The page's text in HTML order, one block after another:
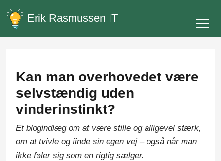
Erik Rasmussen IT
Kan man overhovedet være
selvstændig uden
vinderinstinkt?
Et blogindlæg om at være stille og alligevel stærk,
om at tvivle og finde sin egen vej – også når man
ikke føler sig som en rigtig sælger.